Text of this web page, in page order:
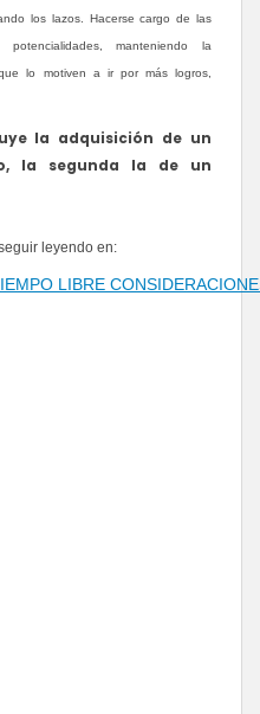
los lazos. Hacerse cargo de las
manteniendo la
lo motiven a ir por más logros,
la adquisición de un
la segunda la de un
leyendo en:
LIBRE